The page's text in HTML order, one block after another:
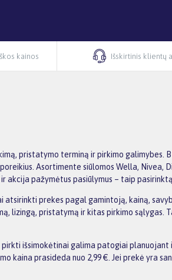
kainos Išskirtinis klientų
pristatymo terminą ir pirkimo
Asortimente siūlomos Wella, Nivea,
akcija pažymėtus pasiūlymus – taip
prekes pagal gamintoją, kainą,
lizingą, pristatymą ir kitas pirkimo
pirkti išsimokėtinai galima patogiai
kaina prasideda nuo 2,99 €. Jei prekė yra